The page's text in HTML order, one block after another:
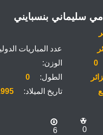
سليماني بنسبايني
عدد المباريات
0
الوزن:
الطول:
0
تاريخ الميلاد:
0
6